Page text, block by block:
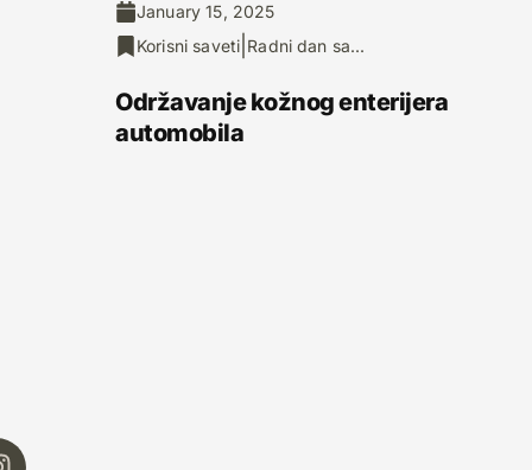
January 15, 2025
Korisni saveti Radni dan sa...
Održavanje kožnog enterijera
automobila